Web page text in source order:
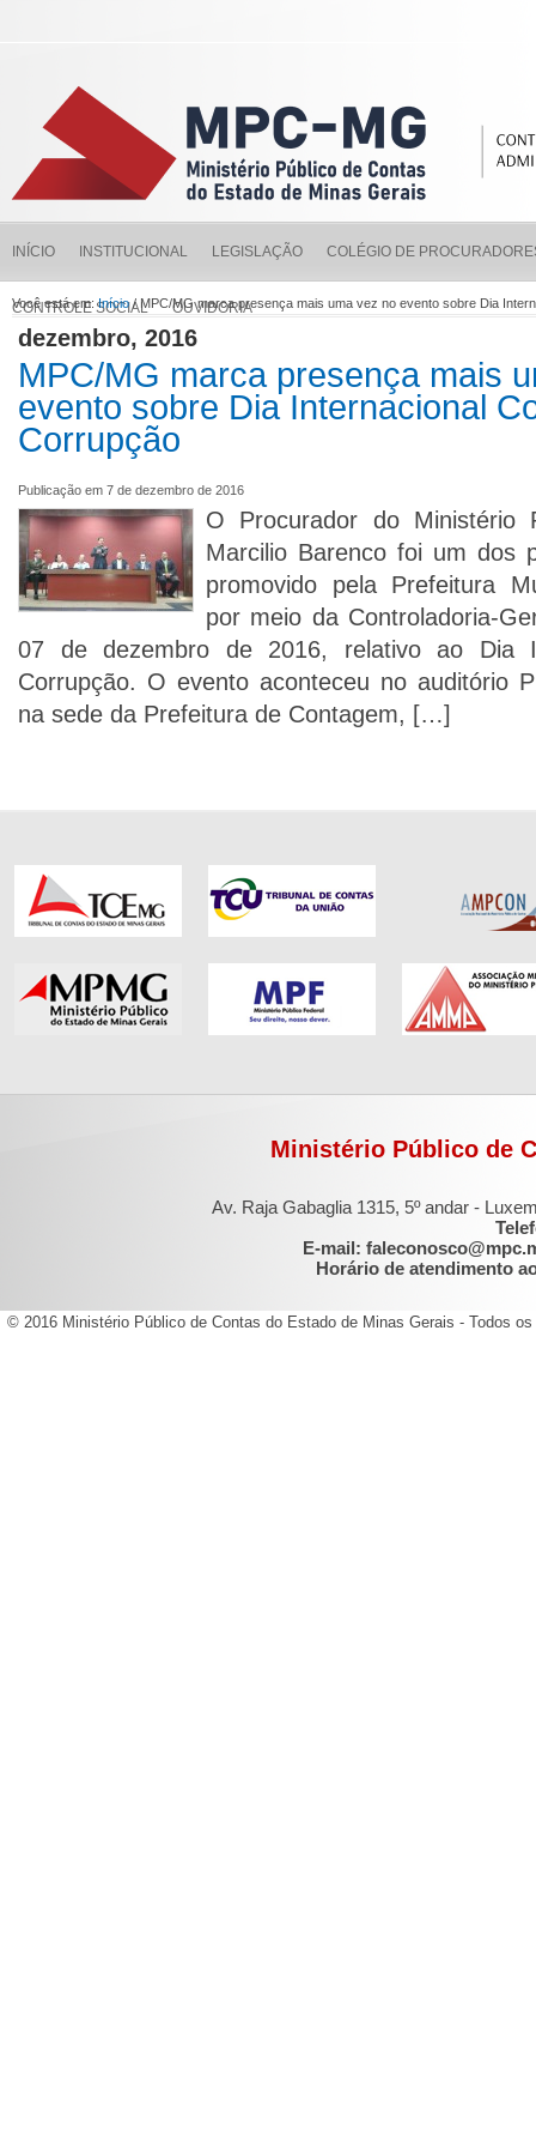
INÍCIO INSTITUCIONAL LEGISLAÇÃO COLÉGIO DE
CONTROLE SOCIAL OUVIDORIA
Você está em:Início/ MPC/MG marca presença mais uma vez no evento sobre Dia
dezembro, 2016
MPC/MG marca presença mais
evento sobre Dia Internacional
Corrupção
Publicação em 7 de dezembro de 2016
O Procurador do Ministério
Marcilio Barenco foi um dos
promovido pela Prefeitura
por meio da Controladoria-
07 de dezembro de 2016, relativo ao Dia
Corrupção. O evento aconteceu no auditório
na sede da Prefeitura de Contagem, […]
Ministério Público de
Av. Raja Gabaglia 1315, 5º andar -
E-mail:
Horário de atendimento
© 2016 Ministério Público de Contas do Estado de Minas Gerais - Todos